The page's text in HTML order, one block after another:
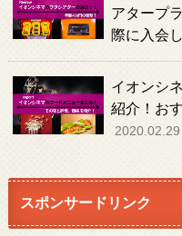
アタープ
際に入会
イオンシ
紹介！お
2020.02.29
スポンサードリンク